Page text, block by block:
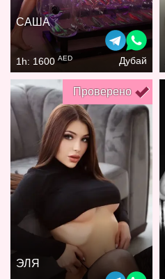
САША
1h: 1600 AED Дубай
Проверено
ЭЛЯ